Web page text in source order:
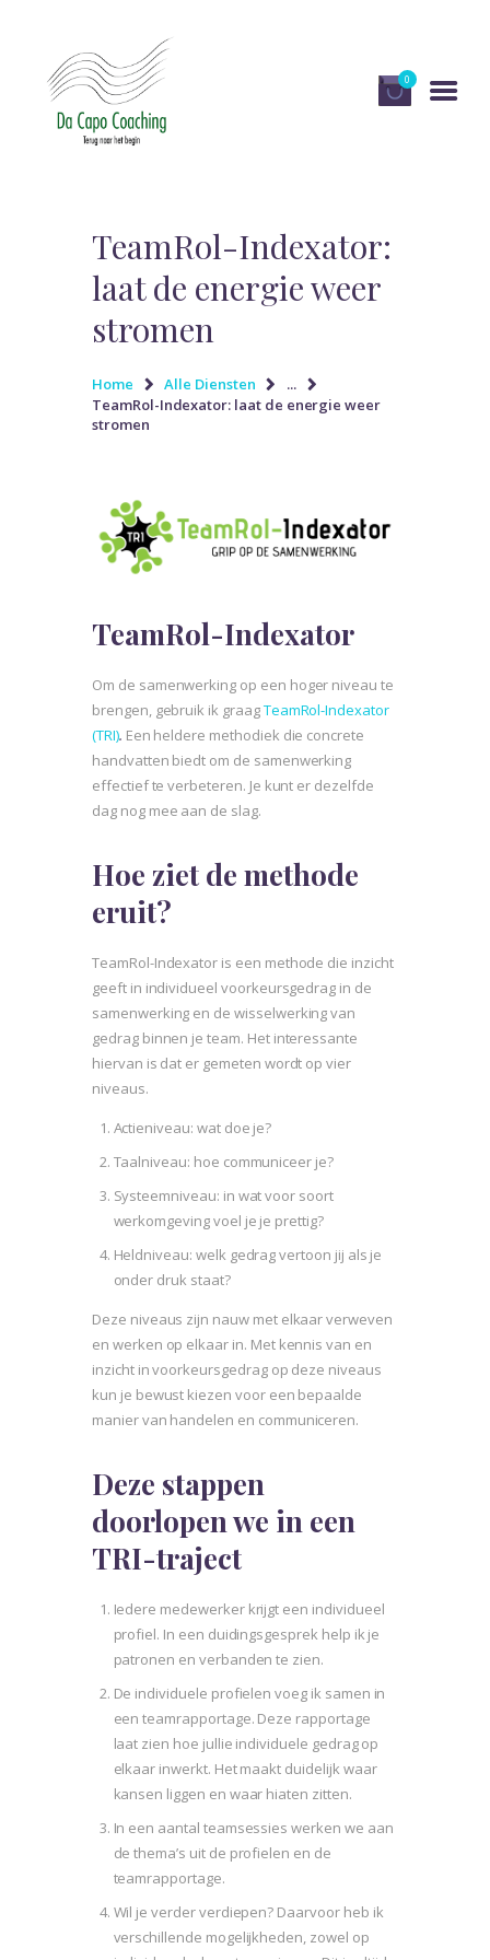
0
TeamRol-Indexator:
laat de energie weer
stromen
Home Alle Diensten
...
TeamRol-Indexator: laat de energie weer
stromen
OVER DA CAPO
COACHING
PUBLICATIES EN MEDIA
RECENSIES
WINKEL
TeamRol-Indexator
Om de samenwerking op een hoger niveau te
brengen, gebruik ik graagTeamRol-Indexator
(TRI). Een heldere methodiek die concrete
handvatten biedt om de samenwerking
effectief te verbeteren. Je kunt er dezelfde
dag nog mee aan de slag.
Hoe ziet de methode
eruit?
TeamRol-Indexator is een methode die inzicht
geeft in individueel voorkeursgedrag in de
samenwerking en de wisselwerking van
gedrag binnen je team. Het interessante
hiervan is dat er gemeten wordt op vier
niveaus.
Actieniveau: wat doe je?
Taalniveau: hoe communiceer je?
Systeemniveau: in wat voor soort
werkomgeving voel je je prettig?
Heldniveau: welk gedrag vertoon jij als je
onder druk staat?
Deze niveaus zijn nauw met elkaar verweven
en werken op elkaar in. Met kennis van en
inzicht in voorkeursgedrag op deze niveaus
kun je bewust kiezen voor een bepaalde
manier van handelen en communiceren.
Deze stappen
doorlopen we in een
TRI-traject
Iedere medewerker krijgt een individueel
profiel. In een duidingsgesprek help ik je
patronen en verbanden te zien.
De individuele profielen voeg ik samen in
een teamrapportage. Deze rapportage
laat zien hoe jullie individuele gedrag op
elkaar inwerkt. Het maakt duidelijk waar
kansen liggen en waar hiaten zitten.
In een aantal teamsessies werken we aan
de thema’s uit de profielen en de
teamrapportage.
Wil je verder verdiepen? Daarvoor heb ik
verschillende mogelijkheden, zowel op